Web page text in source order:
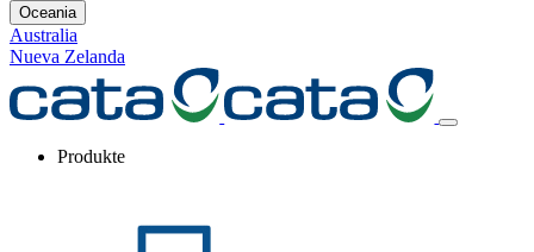
Oceania
Australia
Nueva Zelanda
Produkte